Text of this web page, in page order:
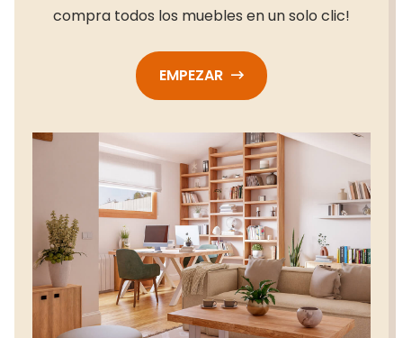
compra todos los muebles en un solo clic!
EMPEZAR